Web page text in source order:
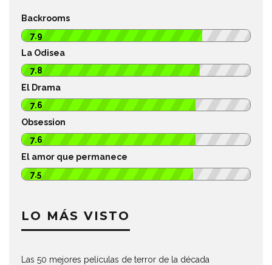
Backrooms
7.9
La Odisea
7.8
El Drama
7.6
Obsession
7.6
El amor que permanece
7.5
LO MÁS VISTO
Las 50 mejores películas de terror de la década